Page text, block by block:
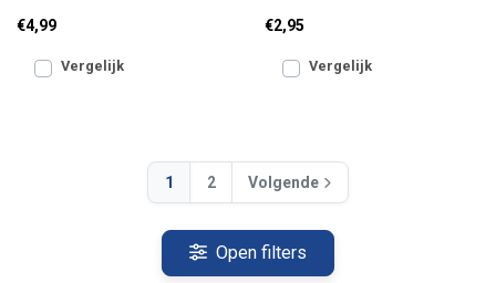
Kits en Pulla Bungs, ma
€4,99
Vergelijk
Extra. Deze ultra sterke
€2,95
Vergelijk
1 2 Volgende
Open filters